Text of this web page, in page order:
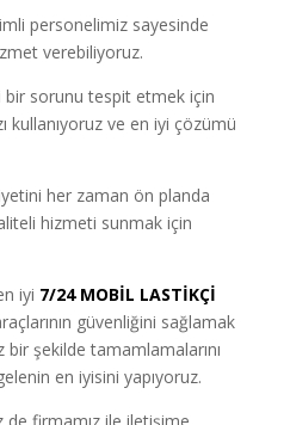
personelimiz sayesinde
verebiliyoruz.
bir sorunu tespit etmek için
kullanıyoruz ve en iyi çözümü
her zaman ön planda
hizmeti sunmak için
iyi 7/24 MOBİL LASTİKÇİ
güvenliğini sağlamak
bir şekilde tamamlamalarını
en iyisini yapıyoruz.
de firmamız ile iletişime